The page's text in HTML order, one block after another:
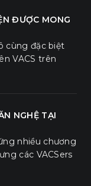
ĐƯỢC MONG
cùng đặc biệt
VACS trên
trình được
thời gian tổ
kì phút giây
NGHỆ TẠI
nhiều chương
các VACSers
gian sau giờ